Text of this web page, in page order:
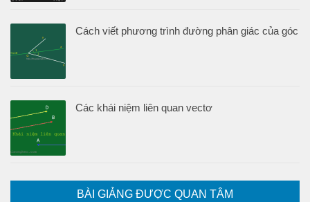
Cách viết phương trình đường phân giác của góc
Các khái niệm liên quan vectơ
BÀI GIẢNG ĐƯỢC QUAN TÂM